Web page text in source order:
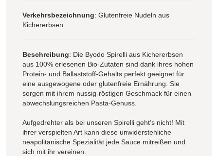
Verkehrsbezeichnung: Glutenfreie Nudeln aus
Kichererbsen
Beschreibung: Die Byodo Spirelli aus Kichererbsen
aus 100% erlesenen Bio-Zutaten sind dank ihres hohen
Protein- und Ballaststoff-Gehalts perfekt geeignet für
eine ausgewogene oder glutenfreie Ernährung. Sie
sorgen mit ihrem nussig-röstigen Geschmack für einen
abwechslungsreichen Pasta-Genuss.
Aufgedrehter als bei unseren Spirelli geht‘s nicht! Mit
ihrer verspielten Art kann diese unwiderstehliche
neapolitanische Spezialität jede Sauce mitreißen und
sich mit ihr vereinen.